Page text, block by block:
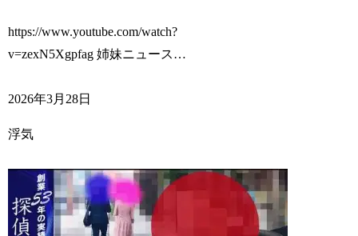
https://www.youtube.com/watch?
v=zexN5Xgpfag 姉妹ニュース…
2026年3月28日
浮気